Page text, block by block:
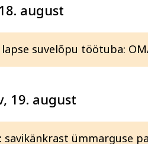
august
lapse suvelõpu töötuba:
19. august
savikänkrast ümmarguse